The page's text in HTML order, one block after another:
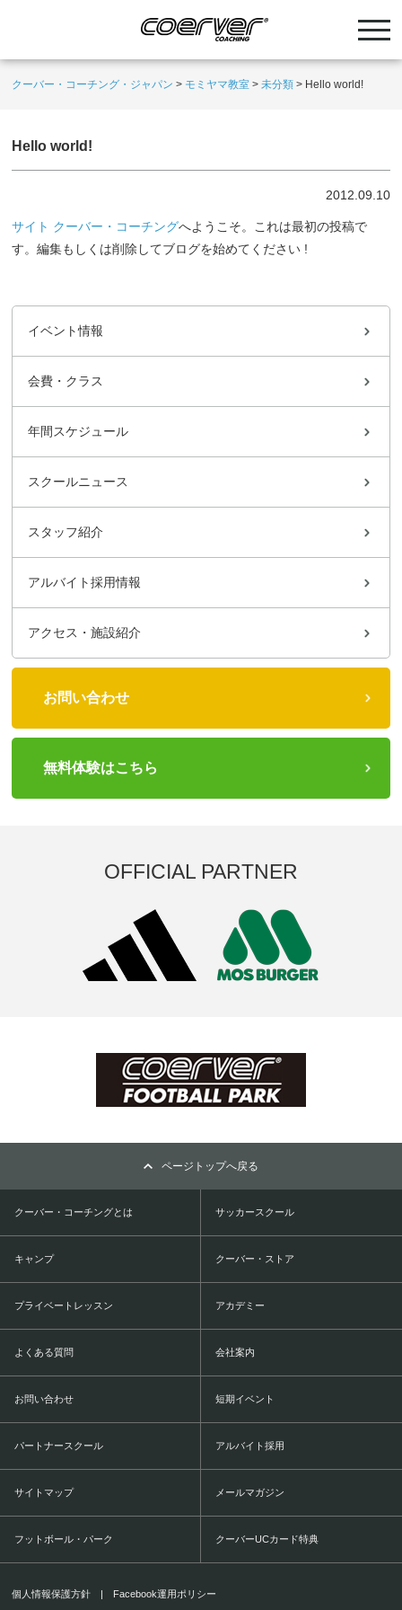
クーバー・コーチング・ジャパン > モミヤマ教室 >未分類 > Hello world!
Hello world!
2012.09.10
サイト クーバー・コーチングへようこそ。これは最初の投稿で
す。編集もしくは削除してブログを始めてください !
イベント情報
会費・クラス
年間スケジュール
スクールニュース
スタッフ紹介
アルバイト採用情報
アクセス・施設紹介
お問い合わせ
無料体験はこちら
OFFICIAL PARTNER
ページトップへ戻る
クーバー・コーチングとは サッカースクール
キャンプ クーバー・ストア
プライベートレッスン アカデミー
よくある質問 会社案内
お問い合わせ 短期イベント
パートナースクール アルバイト採用
サイトマップ メールマガジン
フットボール・パーク クーバーUCカード特典
個人情報保護方針 | Facebook運用ポリシー